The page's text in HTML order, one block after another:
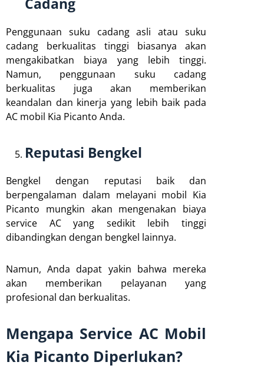
Penggunaan suku cadang asli atau suku
cadang berkualitas tinggi biasanya akan
mengakibatkan biaya yang lebih tinggi.
Namun, penggunaan suku cadang
berkualitas juga akan memberikan
keandalan dan kinerja yang lebih baik pada
AC mobil Kia Picanto Anda.
Reputasi Bengkel
Bengkel dengan reputasi baik dan
berpengalaman dalam melayani mobil Kia
Picanto mungkin akan mengenakan biaya
service AC yang sedikit lebih tinggi
dibandingkan dengan bengkel lainnya.
Namun, Anda dapat yakin bahwa mereka
akan memberikan pelayanan yang
profesional dan berkualitas.
Mengapa Service AC Mobil
Kia Picanto Diperlukan?